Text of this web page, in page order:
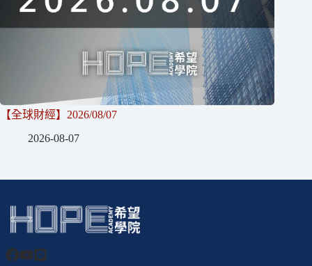
【全球財經】2026/08/07
2026-08-07